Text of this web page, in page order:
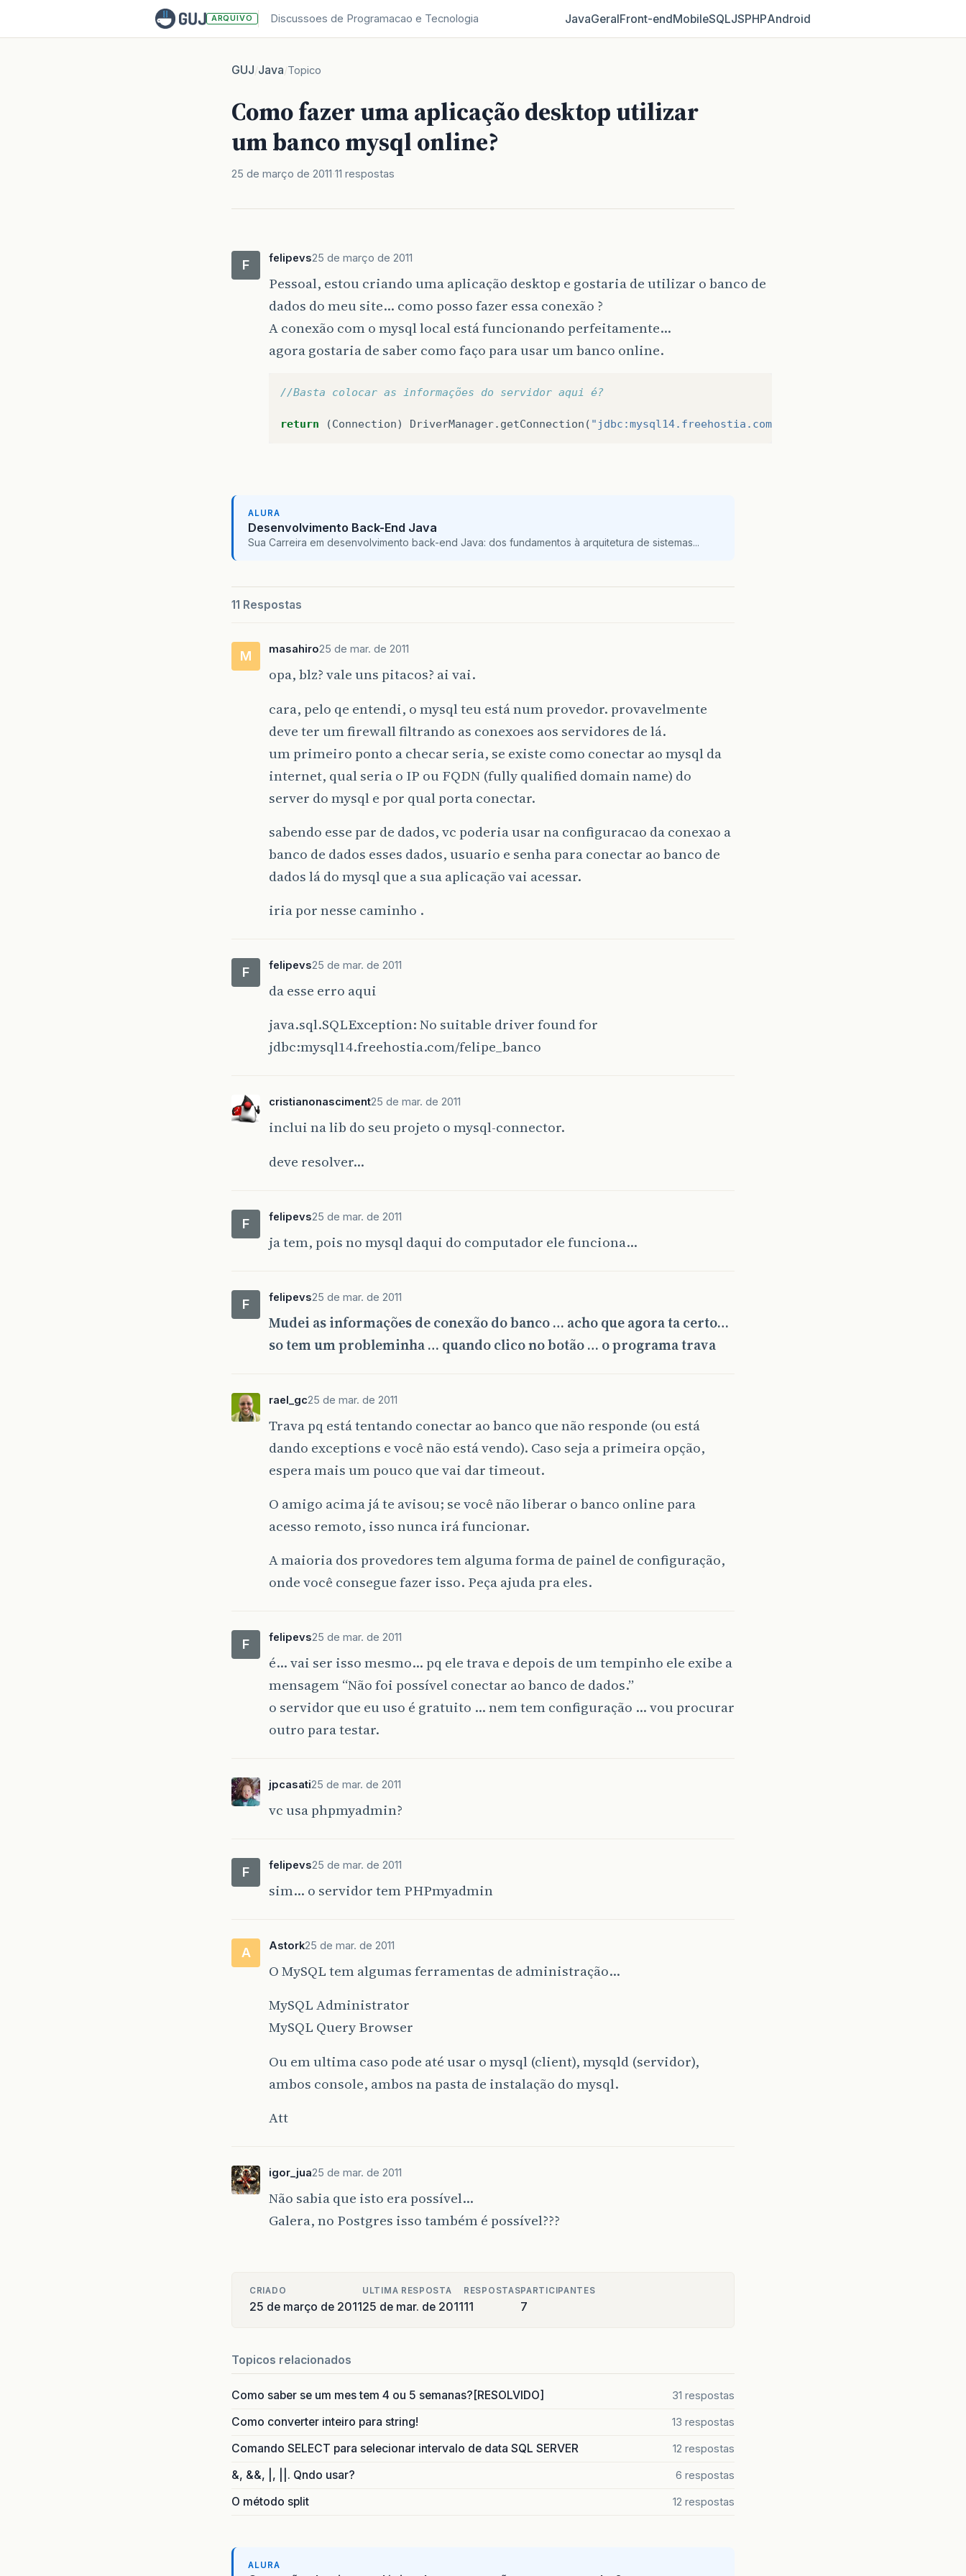
ARQUIVO Discussoes de Programacao e Tecnologia JavaGeralFront‑endMobileSQLJSPHPAndroid
GUJ/Java/Topico
Como fazer uma aplicação desktop utilizar
um banco mysql online?
25 de março de 2011 11 respostas
F felipevs25 de março de 2011
Pessoal, estou criando uma aplicação desktop e gostaria de utilizar o banco de
dados do meu site… como posso fazer essa conexão ?
A conexão com o mysql local está funcionando perfeitamente…
agora gostaria de saber como faço para usar um banco online.
//Basta colocar as informações do servidor aqui é?
return (Connection) DriverManager. getConnection ( "jdbc:mysql14.freehostia.com/felipe_bank"
ALURA
Desenvolvimento Back-End Java
Sua Carreira em desenvolvimento back-end Java: dos fundamentos à arquitetura de sistemas...
11 Respostas
M masahiro25 de mar. de 2011
opa, blz? vale uns pitacos? ai vai.
cara, pelo qe entendi, o mysql teu está num provedor. provavelmente
deve ter um firewall filtrando as conexoes aos servidores de lá.
um primeiro ponto a checar seria, se existe como conectar ao mysql da
internet, qual seria o IP ou FQDN (fully qualified domain name) do
server do mysql e por qual porta conectar.
sabendo esse par de dados, vc poderia usar na configuracao da conexao a
banco de dados esses dados, usuario e senha para conectar ao banco de
dados lá do mysql que a sua aplicação vai acessar.
iria por nesse caminho .
F felipevs25 de mar. de 2011
da esse erro aqui
java.sql.SQLException: No suitable driver found for
jdbc:mysql14.freehostia.com/felipe_banco
cristianonasciment25 de mar. de 2011
inclui na lib do seu projeto o mysql-connector.
deve resolver…
F felipevs25 de mar. de 2011
ja tem, pois no mysql daqui do computador ele funciona…
F felipevs25 de mar. de 2011
Mudei as informações de conexão do banco … acho que agora ta certo…
so tem um probleminha … quando clico no botão … o programa trava
rael_gc25 de mar. de 2011
Trava pq está tentando conectar ao banco que não responde (ou está
dando exceptions e você não está vendo). Caso seja a primeira opção,
espera mais um pouco que vai dar timeout.
O amigo acima já te avisou; se você não liberar o banco online para
acesso remoto, isso nunca irá funcionar.
A maioria dos provedores tem alguma forma de painel de configuração,
onde você consegue fazer isso. Peça ajuda pra eles.
F felipevs25 de mar. de 2011
é… vai ser isso mesmo… pq ele trava e depois de um tempinho ele exibe a
mensagem “Não foi possível conectar ao banco de dados.”
o servidor que eu uso é gratuito … nem tem configuração … vou procurar
outro para testar.
jpcasati25 de mar. de 2011
vc usa phpmyadmin?
F felipevs25 de mar. de 2011
sim… o servidor tem PHPmyadmin
A Astork25 de mar. de 2011
O MySQL tem algumas ferramentas de administração…
MySQL Administrator
MySQL Query Browser
Ou em ultima caso pode até usar o mysql (client), mysqld (servidor),
ambos console, ambos na pasta de instalação do mysql.
Att
igor_jua25 de mar. de 2011
Não sabia que isto era possível…
Galera, no Postgres isso também é possível???
CRIADO
25 de março de 2011
ULTIMA RESPOSTA
25 de mar. de 2011
RESPOSTAS
11
PARTICIPANTES
7
Topicos relacionados
Como saber se um mes tem 4 ou 5 semanas?[RESOLVIDO] 31 respostas
Como converter inteiro para string! 13 respostas
Comando SELECT para selecionar intervalo de data SQL SERVER 12 respostas
&, &&, |, ||. Qndo usar? 6 respostas
O método split 12 respostas
ALURA